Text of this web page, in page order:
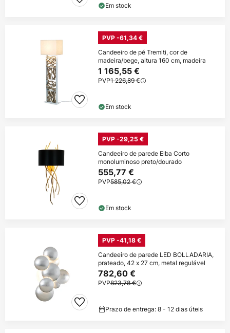
Em stock
PVP -61,34 €
Candeeiro de pé Tremiti, cor de
madeira/bege, altura 160 cm, madeira
1 165,55 €
PVP1 226,89 €
Em stock
PVP -29,25 €
Candeeiro de parede Elba Corto
monoluminoso preto/dourado
555,77 €
PVP585,02 €
Em stock
PVP -41,18 €
Candeeiro de parede LED BOLLADARIA,
prateado, 42 x 27 cm, metal regulável
782,60 €
PVP823,78 €
Prazo de entrega: 8 - 12 dias úteis